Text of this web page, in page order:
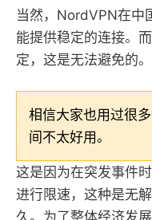
当然，NordVPN在中
能提供稳定的连接。
定，这是无法避免的。
相信大家也用过很
间不太好用。
这是因为在突发事件
进行限速，这种是无